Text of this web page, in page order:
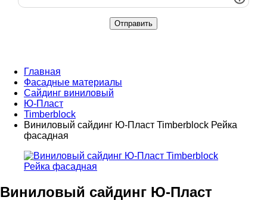
Главная
Фасадные материалы
Сайдинг виниловый
Ю-Пласт
Timberblock
Виниловый сайдинг Ю-Пласт Timberblock Рейка
фасадная
Виниловый сайдинг Ю-Пласт